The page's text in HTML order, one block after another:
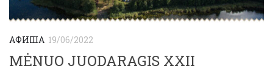
АФИША 19/06/2022
MĖNUO JUODARAGIS XXII